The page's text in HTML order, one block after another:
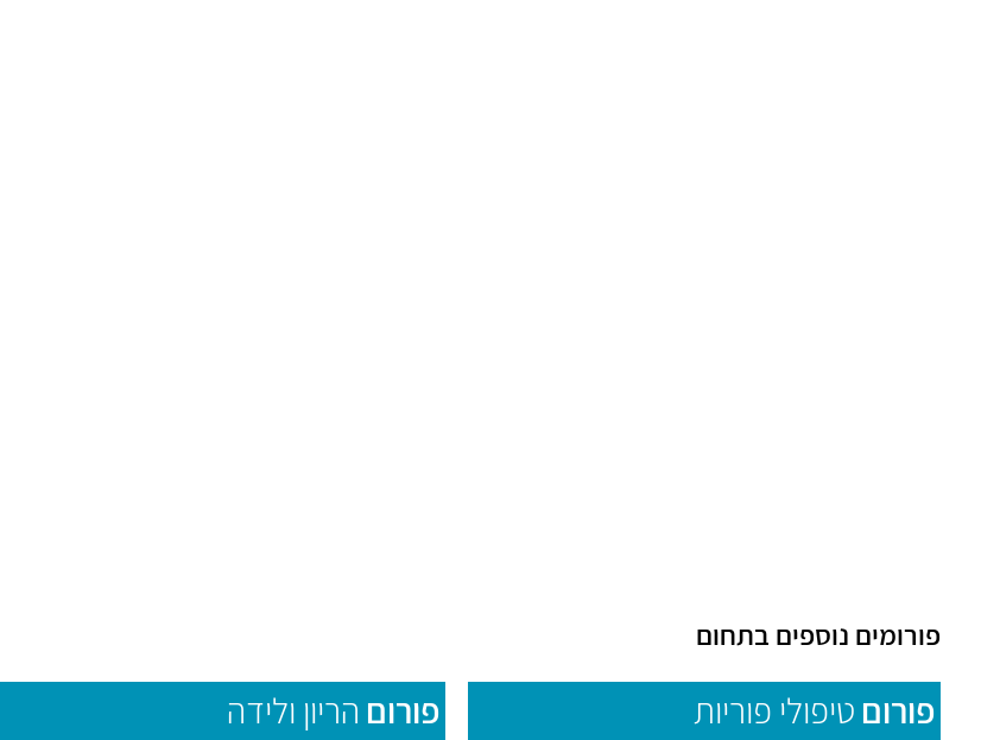
פורומים נוספים בתחום
פורום טיפולי פוריות פורום הריון ולידה